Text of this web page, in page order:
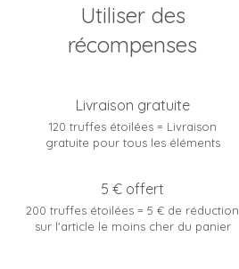
Utiliser des
récompenses
Livraison gratuite
120 truffes étoilées = Livraison
gratuite pour tous les éléments
5 € offert
200 truffes étoilées = 5 € de réduction
sur l'article le moins cher du panier